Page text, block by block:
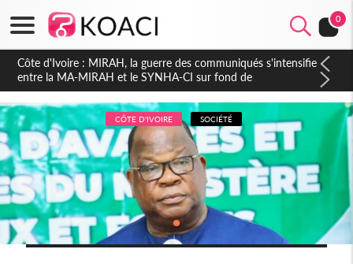
0
Côte d'Ivoire : Indépendance 2026, Thiam plaide pour un
environnement démocratique plus apaisé
CÔTE D'IVOIRE SOCIÉTÉ